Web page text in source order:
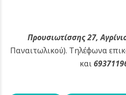
Προυσιωτίσσης 27,
Παναιτωλικού). Τηλέφωνα
και